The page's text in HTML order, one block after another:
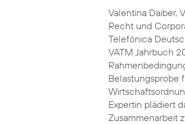
Valentina Daiber,
Recht und
Telefónica
VATM Jahrbuch
Belastungsprobe
Expertin plädiert
Zusammenarbeit